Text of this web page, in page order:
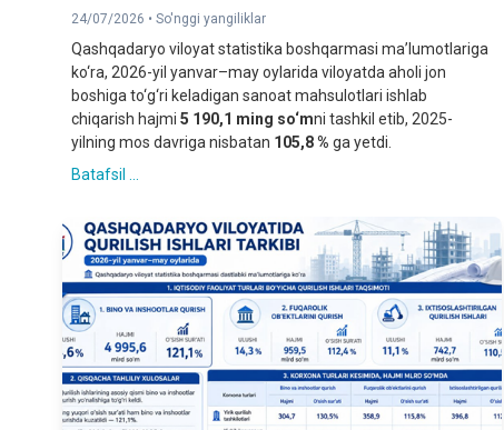
24/07/2026 • So'nggi yangiliklar
Qashqadaryo viloyat statistika boshqarmasi ma’lumotlariga
ko‘ra, 2026-yil yanvar–may oylarida viloyatda aholi jon
boshiga to‘g‘ri keladigan sanoat mahsulotlari ishlab
chiqarish hajmi 5 190,1 ming so‘mni tashkil etib, 2025-
yilning mos davriga nisbatan 105,8 % ga yetdi.
Batafsil ...